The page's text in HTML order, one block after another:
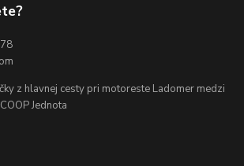
z hlavnej cesty pri motoreste Ladomer medzi
Jednota